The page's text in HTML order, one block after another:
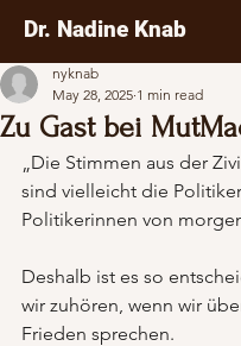
Dr. Nadine Knab
Zu Gast bei
nyknab
May 28, 2025 1 min read
„Die Stimmen aus der
sind vielleicht die
Politikerinnen von
Deshalb ist es so
wir zuhören, wenn wir
Frieden sprechen.